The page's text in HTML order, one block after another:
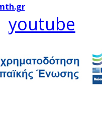
youtube